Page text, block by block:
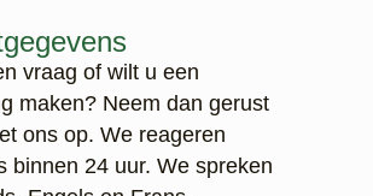
vraag of wilt u een
maken? Neem dan gerust
ons op. We reageren
binnen 24 uur. We spreken